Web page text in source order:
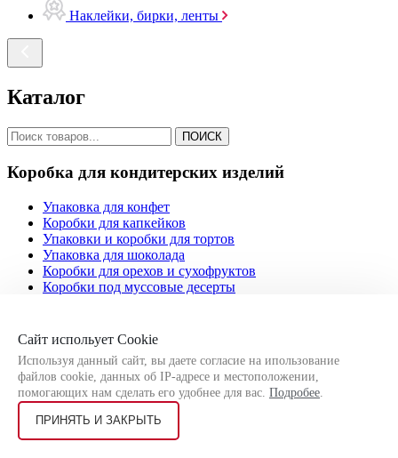
Сайт испольует Cookie
Используя данный сайт, вы даете согласие на ипользование
файлов cookie, данных об IP-адресе и местоположении,
помогающих нам сделать его удобнее для вас. Подробее.
ПРИНЯТЬ И ЗАКРЫТЬ
Наклейки, бирки, ленты
Каталог
ПОИСК
Коробка для кондитерских изделий
Упаковка для конфет
Коробки для капкейков
Упаковки и коробки для тортов
Упаковка для шоколада
Коробки для орехов и сухофруктов
Коробки под муссовые десерты
Коробки для моти
Коробки для клубники в шоколаде
Коробки для зефира
Коробки для печенья и пряников
Коробки под рулеты
Коробки под пирожные